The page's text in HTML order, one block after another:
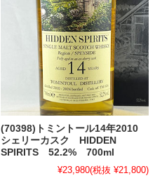
(70398)トミントール14年2010
シェリーカスク HIDDEN
SPIRITS 52.2% 700ml
¥23,980(税抜 ¥21,800)